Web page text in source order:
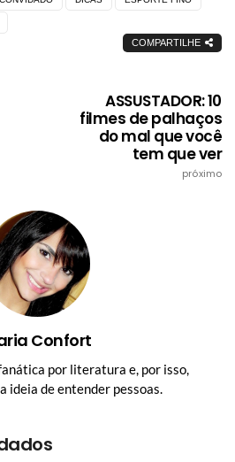
COMPARTILHE
ASSUSTADOR: 10
filmes de palhaços
do mal que você
tem que ver
próximo
Confort
por literatura e, por isso,
ideia de entender pessoas.